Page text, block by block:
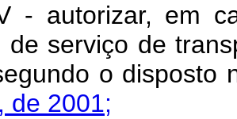
em
de serviço de
o
de 2001;